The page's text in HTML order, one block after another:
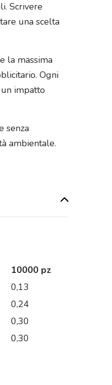
Scrivere
una scelta
la massima
Ogni
impatto
senza
ambientale.
10000 pz
0,13
0,24
0,30
0,30